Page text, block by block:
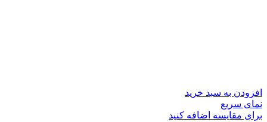
افزودن به سبد خرید
نمای سریع
برای مقایسه اضافه کنید